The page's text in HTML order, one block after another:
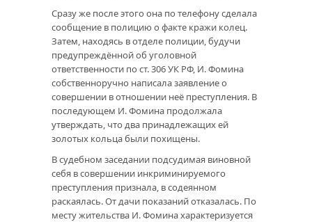
Сразу же после этого она по телефону сделала
сообщение в полицию о факте кражи колец.
Затем, находясь в отделе полиции, будучи
предупреждённой об уголовной
ответственности по ст. 306 УК РФ, И. Фомина
собственноручно написала заявление о
совершении в отношении неё преступления. В
последующем И. Фомина продолжала
утверждать, что два принадлежащих ей
золотых кольца были похищены.
В судебном заседании подсудимая виновной
себя в совершении инкриминируемого
преступления признала, в содеянном
раскаялась. От дачи показаний отказалась. По
месту жительства И. Фомина характеризуется